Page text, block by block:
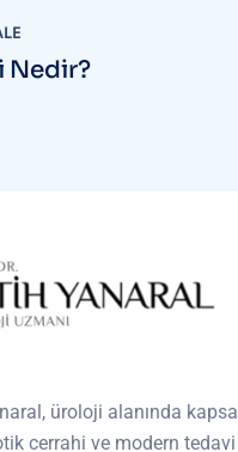
Nedir?
üroloji alanında
cerrahi ve modern